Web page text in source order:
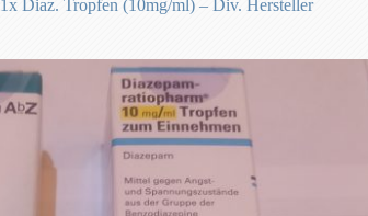
1x Diaz. Tropfen (10mg/ml) – Div. Hersteller